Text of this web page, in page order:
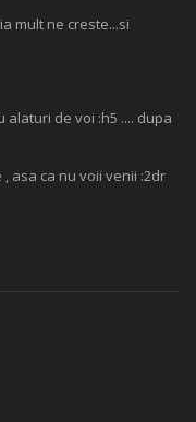
mult ne creste...si
de voi :h5 .... dupa
asa ca nu voii venii :2dr